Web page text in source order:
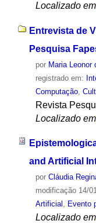
Localizado em
Entrevista de
Pesquisa
por Maria Leonor
registrado em:
Computação,
Revista
Localizado em
and Artificial
por Cláudia
modificação14/
Artificial , Evento
Localizado em